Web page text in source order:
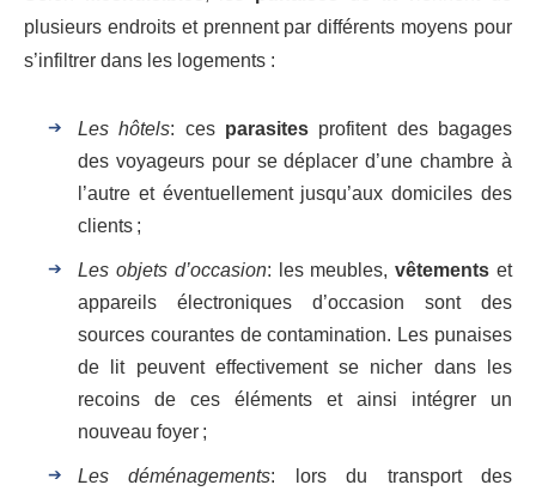
plusieurs endroits et prennent par différents moyens pour
s’infiltrer dans les logements :
Les hôtels: ces parasites profitent des bagages
des voyageurs pour se déplacer d’une chambre à
l’autre et éventuellement jusqu’aux domiciles des
clients ;
Les objets d’occasion: les meubles,vêtements et
appareils électroniques d’occasion sont des
sources courantes de contamination. Les punaises
de lit peuvent effectivement se nicher dans les
recoins de ces éléments et ainsi intégrer un
nouveau foyer ;
Les déménagements: lors du transport des